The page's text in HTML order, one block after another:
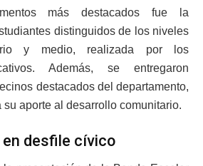
más destacados fue la
distinguidos de los niveles
y medio, realizada por los
Además, se entregaron
destacados del departamento,
aporte al desarrollo comunitario.
desfile cívico